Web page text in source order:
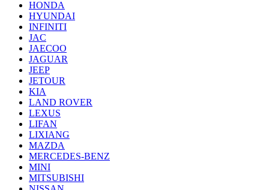
HONDA
HYUNDAI
INFINITI
JAC
JAECOO
JAGUAR
JEEP
JETOUR
KIA
LAND ROVER
LEXUS
LIFAN
LIXIANG
MAZDA
MERCEDES-BENZ
MINI
MITSUBISHI